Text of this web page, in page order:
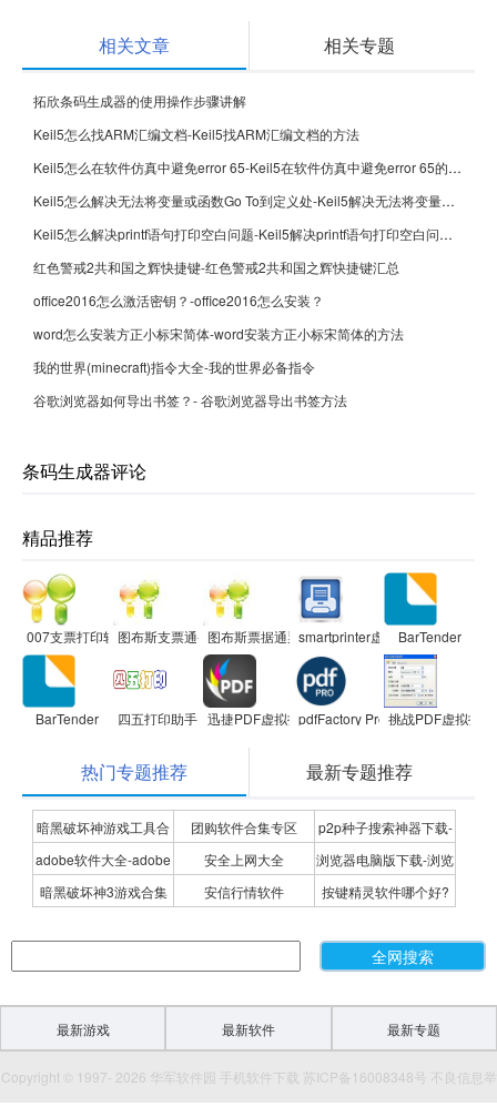
相关文章 相关专题
拓欣条码生成器的使用操作步骤讲解
Keil5怎么找ARM汇编文档-Keil5找ARM汇编文档的方法
Keil5怎么在软件仿真中避免error 65-Keil5在软件仿真中避免error 65的方法
Keil5怎么解决无法将变量或函数Go To到定义处-Keil5解决无法将变量或函数Go To到定义处的方法
Keil5怎么解决printf语句打印空白问题-Keil5解决printf语句打印空白问题的方法
红色警戒2共和国之辉快捷键-红色警戒2共和国之辉快捷键汇总
office2016怎么激活密钥？-office2016怎么安装？
word怎么安装方正小标宋简体-word安装方正小标宋简体的方法
我的世界(minecraft)指令大全-我的世界必备指令
谷歌浏览器如何导出书签？- 谷歌浏览器导出书签方法
条码生成器评论
精品推荐
007支票打印软件图布斯支票通-支票打印软件图布斯票据通票据打印软件smartprinter虚拟打印机
BarTender
BarTender 四五打印助手 迅捷PDF虚拟打印机pdfFactory Pro 挑战PDF虚拟打
热门专题推荐 最新专题推荐
暗黑破坏神游戏工具合
集
团购软件合集专区
p2p种子搜索神器下载-
P2P种子搜索神器专题
adobe软件大全-adobe
全系列软件下载-adobe
安全上网大全
浏览器电脑版下载-浏览
器下载合集
暗黑破坏神3游戏合集 安信行情软件
按键精灵软件哪个好?
最新游戏 最新软件 最新专题
Copyright © 1997- 2026 华军软件园 手机软件下载 苏ICP备16008348号 不良信息举